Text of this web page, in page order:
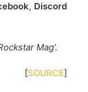
, Discord
Mag’.
[SOURCE]